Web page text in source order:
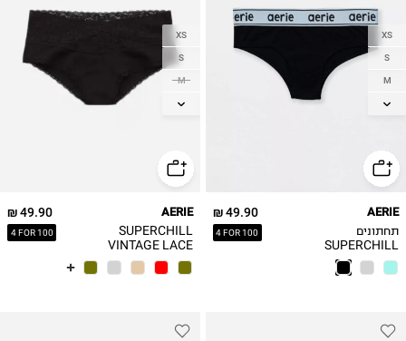
XS
S
M
L
49.90 ₪
4 FOR 100
AERIE
תחתונים
SUPERCHILL
CHEEKY
XS
S
M
L
49.90 ₪
4 FOR 100
AERIE
SUPERCHILL
VINTAGE LACE
תחתון תחרה וינטג'